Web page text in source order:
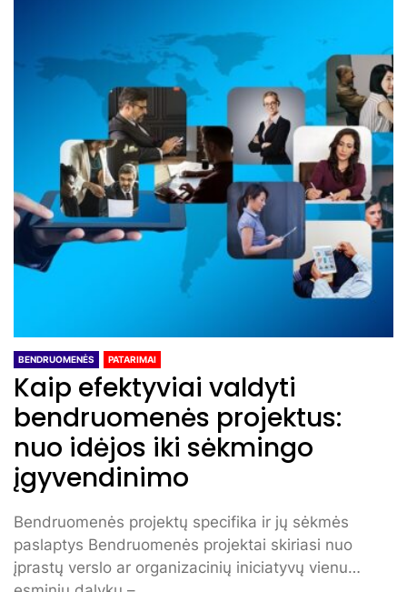
BENDRUOMENĖS PATARIMAI
Kaip efektyviai valdyti
bendruomenės projektus:
nuo idėjos iki sėkmingo
įgyvendinimo
Bendruomenės projektų specifika ir jų sėkmės
paslaptys Bendruomenės projektai skiriasi nuo
įprastų verslo ar organizacinių iniciatyvų vienu